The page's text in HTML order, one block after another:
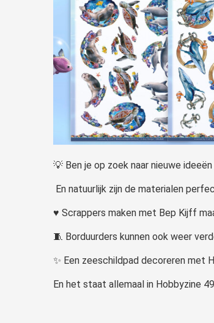
💡 Ben je op zoek naar nieuwe
En natuurlijk zijn de materialen
♥ Scrappers maken met Bep Kijff
🧵 Borduurders kunnen ook weer
✨ Een zeeschildpad decoreren met
En het staat allemaal in Hobbyzine